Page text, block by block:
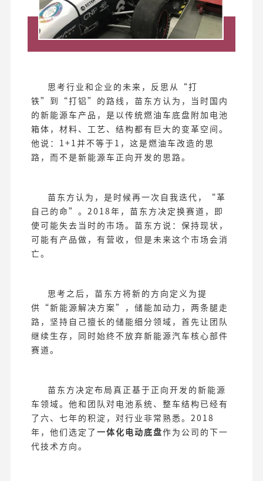
思考行业和企业的未来，反思从“打
铁”到“打铝”的路线，苗东方认为，当时国内
的新能源车产品，是以传统燃油车底盘附加电池
箱体，材料、工艺、结构都有巨大的变革空间。
他说：1+1并不等于1，这是燃油车改造的思
路，而不是新能源车正向开发的思路。
苗东方认为，是时候再一次自我迭代，“革
自己的命”。2018年，苗东方决定换赛道，即
使可能失去当时的市场。苗东方说：保持现状，
可能有产品做，有营收，但是未来这个市场会消
亡。
思考之后，苗东方将新的方向定义为提
供“新能源解决方案”，储能加动力，两条腿走
路，坚持自己擅长的储能细分领域，首先让团队
继续生存，同时始终不放弃新能源汽车核心部件
赛道。
苗东方决定布局真正基于正向开发的新能源
车领域。他和团队对电池系统、整车结构已经有
了六、七年的积淀，对行业非常熟悉。2018
年，他们选定了 一体化电动底盘作为公司的下一
代技术方向。